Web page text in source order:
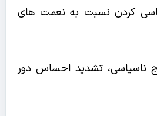
کردن نسبت به نعمت های
ناسپاسی، تشدید احساس دور